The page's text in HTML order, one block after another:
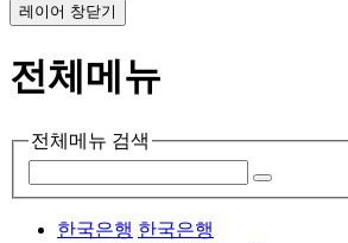
레이어 창닫기
전체메뉴
전체메뉴 검색
한국은행 한국은행